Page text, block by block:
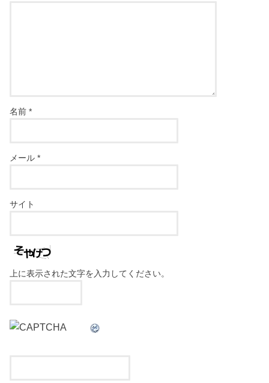
名前*
メール*
サイト
上に表示された文字を入力してください。